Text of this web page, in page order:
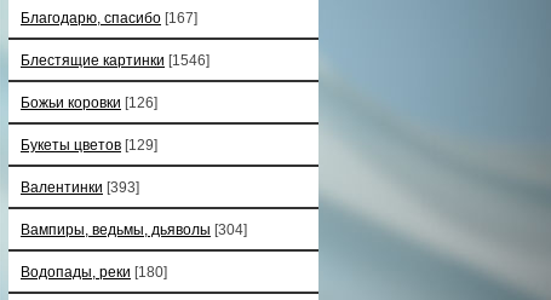
Благодарю, спасибо [167]
Блестящие картинки [1546]
Божьи коровки [126]
Букеты цветов [129]
Валентинки [393]
Вампиры, ведьмы, дьяволы [304]
Водопады, реки [180]